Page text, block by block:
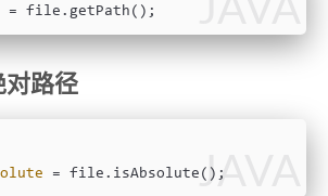
= file.getPath();
对路径
JAVA
= file.isAbsolute();